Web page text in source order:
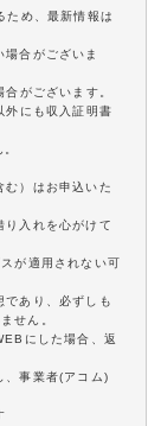
ため、最新情報は
合がございま
がございます。
にも収入証明書
む）はお申込いた
り入れを心がけて
が適用されない可
であり、必ずしも
せん。
にした場合、返
、事業者(アコム)